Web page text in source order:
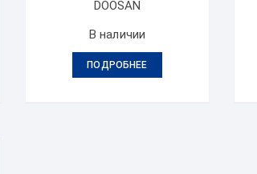
DOOSAN
В наличии
ПОДРОБНЕЕ